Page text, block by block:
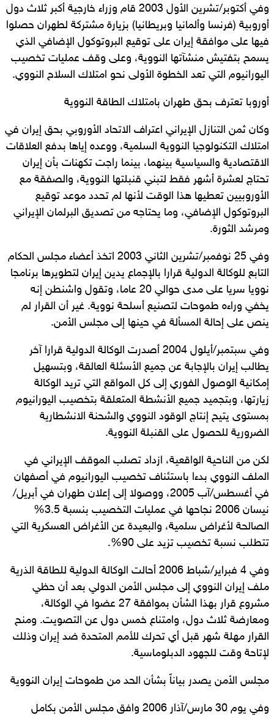
وفي أكتوبر/تشرين الأول 2003 قام وزراء خارجية أكبر ثلاث دول
أوروبية (فرنسا وألمانيا وبريطانيا) بزيارة مشتركة لطهران حصلوا
فيها على موافقة إيران على توقيع البروتوكول الإضافي الذي
يسمح بتفتيش منشآتها النووية، وعلى وقف عمليات تخصيب
اليورانيوم التي تعد الخطوة الأولى نحو امتلاك السلاح النووي.
أوروبا تعترف بحق طهران بامتلاك الطاقة النووية
وكان ثمن التنازل الإيراني اعتراف الاتحاد الأوروبي بحق إيران في
امتلاك التكنولوجيا النووية السلمية، ووعده إياها بدفع العلاقات
الاقتصادية والسياسية بينهما، بينما راجت تكهنات بأن إيران
تحتاج لعشرة أشهر فقط لتبني قنبلتها النووية، والصفقة مع
الأوروبيين تعطيها هذا الوقت لأنها لم تحدد موعد توقيع
البروتوكول الإضافي، وما يحتاجه من تصديق البرلمان الإيراني
ومرشد الثورة.
وفي 25 نوفمبر/تشرين الثاني 2003 اتخذ أعضاء مجلس الحكام
التابع للوكالة الدولية قرارا بالإجماع يدين إيران لتطويرها برنامجا
نوويا سريا على مدى حوالي 20 عاما، وتقول واشنطن إنه
يخفي وراءه طموحات لتصنيع أسلحة نووية. غير أن القرار لم
ينص على إحالة المسألة في حينها إلى مجلس الأمن.
وفي سبتمبر/أيلول 2004 أصدرت الوكالة الدولية قرارا آخر
يطالب إيران بالإجابة عن جميع الأسئلة العالقة، وبتسهيل
إمكانية الوصول الفوري إلى كل المواقع التي تريد الوكالة
زيارتها، وبتجميد جميع الأنشطة المتعلقة بتخصيب اليورانيوم
بمستوى يتيح إنتاج الوقود النووي والشحنة الانشطارية
الضرورية للحصول على القنبلة النووية.
لكن من الناحية الواقعية، ازداد تصلب الموقف الإيراني في
الملف النووي بدءا باستئناف تخصيب اليورانيوم في أصفهان
في أغسطس/آب 2005، ووصولا إلى إعلان طهران في أبريل/
نيسان 2006 نجاحها في عمليات التخصيب بنسبة 3.5%
الصالحة لأغراض سلمية، والبعيدة عن الأغراض العسكرية التي
تتطلب نسبة تخصيب تزيد على 90%.
وفي 4 فبراير/شباط 2006 أحالت الوكالة الدولية للطاقة الذرية
ملف إيران النووي إلى مجلس الأمن الدولي بعد أن حظي
مشروع قرار بهذا الشأن بموافقة 27 عضوا في الوكالة،
ومعارضة ثلاث دول، وامتناع خمس دول عن التصويت. ومنح
القرار مهلة شهر قبل أي تحرك للأمم المتحدة ضد إيران وذلك
لإتاحة وقت للجهود الدبلوماسية.
مجلس الأمن يصدر بياناً بشأن الحد من طموحات إيران النووية
وفي يوم 30 مارس/آذار 2006 وافق مجلس الأمن بكامل